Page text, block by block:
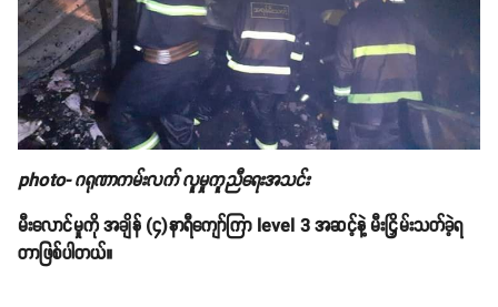
photo- ဂရုဏာကမ်းလက် လူမှုကူညီရေးအသင်း
မီးလောင်မှုကို အချိန် (၄)နာရီကျော်ကြာ level 3 အဆင့်နဲ့ မီးငြှိမ်းသတ်ခဲ့ရ
တာဖြစ်ပါတယ်။